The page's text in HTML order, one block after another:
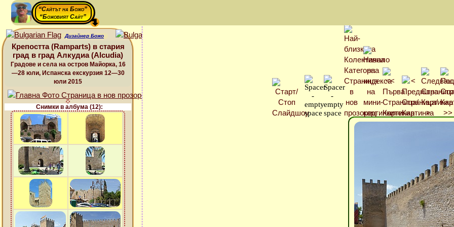
“Сайтът на Божо”
“Божовият Сайт”
Дизайнер Божо
Крепостта (Ramparts) в стария
град в град Алкудиа (Alcudia)
Градове и села на остров Майорка, 16
—28 юли, Испанска екскурзия 12—30
юли 2015
Снимки в албума (12):